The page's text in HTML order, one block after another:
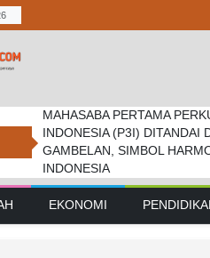
MAHASABA PERTAMA
INDONESIA (P3I) DITANDAI
GAMBELAN, SIMBOL
INDONESIA
Bupati Dukung Pramuka
Jambore Nasional
Pemkab. Dan Dprd Badung
Daerah Tembus Rp 14,2
EKONOMI